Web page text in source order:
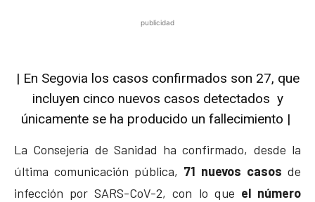
publicidad
| En Segovia los casos confirmados son 27, que
incluyen cinco nuevos casos detectados y
únicamente se ha producido un fallecimiento |
La Consejería de Sanidad ha confirmado, desde la
última comunicación pública, 71 nuevos casos de
infección por SARS-CoV-2, con lo que el número